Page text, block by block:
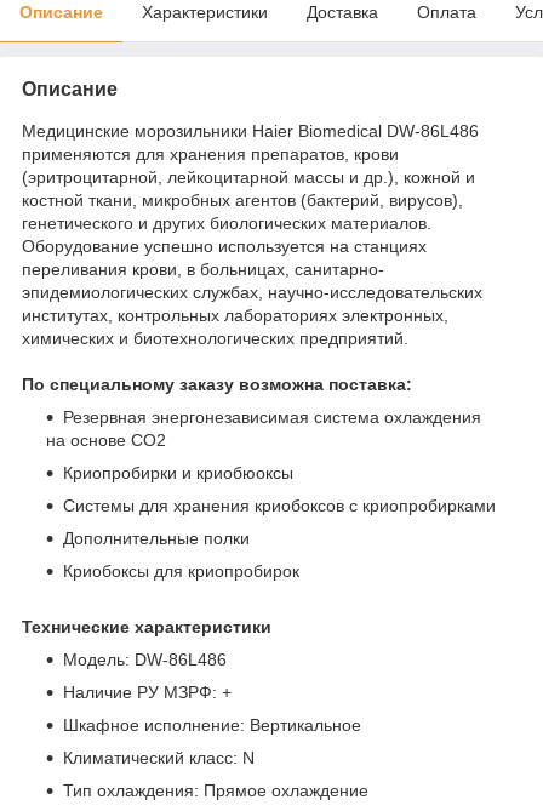
Описание Характеристики Доставка Оплата
Описание
Медицинские морозильники Haier Biomedical DW-86L486
применяются для хранения препаратов, крови
(эритроцитарной, лейкоцитарной массы и др.), кожной и
костной ткани, микробных агентов (бактерий, вирусов),
генетического и других биологических материалов.
Оборудование успешно используется на станциях
переливания крови, в больницах, санитарно-
эпидемиологических службах, научно-исследовательских
институтах, контрольных лабораториях электронных,
химических и биотехнологических предприятий.
По специальному заказу возможна поставка:
Резервная энергонезависимая система охлаждения
на основе CO2
Криопробирки и криобюоксы
Системы для хранения криобоксов с криопробирками
Дополнительные полки
Криобоксы для криопробирок
Технические характеристики
Модель: DW-86L486
Наличие РУ МЗРФ: +
Шкафное исполнение: Вертикальное
Климатический класс: N
Тип охлаждения: Прямое охлаждение